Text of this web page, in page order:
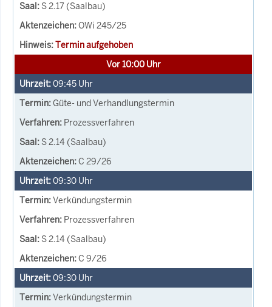
S 2.17 (Saalbau)
OWi 245/25
Termin aufgehoben
Vor 10:00 Uhr
09:45 Uhr
Güte- und Verhandlungstermin
Prozessverfahren
S 2.14 (Saalbau)
C 29/26
09:30 Uhr
Verkündungstermin
Prozessverfahren
S 2.14 (Saalbau)
C 9/26
09:30 Uhr
Verkündungstermin